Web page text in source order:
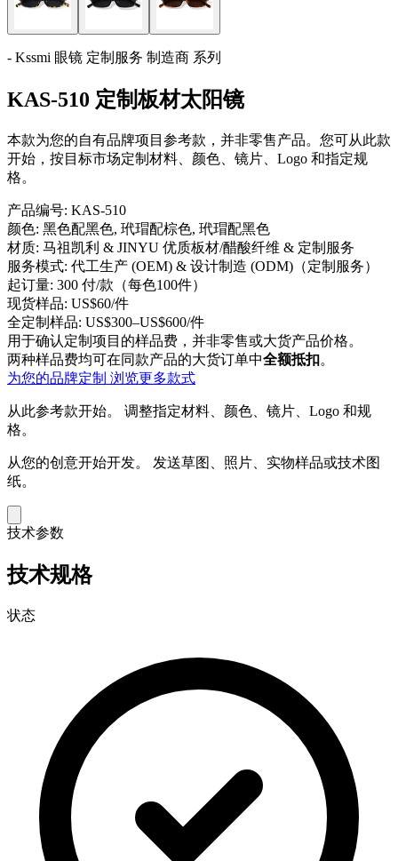
- Kssmi 眼镜 定制服务 制造商 系列
KAS-510 定制板材太阳镜
本款为您的自有品牌项目参考款，并非零售产品。您可从此款
开始，按目标市场定制材料、颜色、镜片、Logo 和指定规
格。
产品编号: KAS-510
颜色: 黑色配黑色, 玳瑁配棕色, 玳瑁配黑色
材质: 马祖凯利 & JINYU 优质板材/醋酸纤维 & 定制服务
服务模式: 代工生产 (OEM) & 设计制造 (ODM)（定制服务）
起订量: 300 付/款（每色100件）
现货样品: US$60/件
全定制样品: US$300–US$600/件
用于确认定制项目的样品费，并非零售或大货产品价格。
两种样品费均可在同款产品的大货订单中全额抵扣。
为您的品牌定制 浏览更多款式
从此参考款开始。 调整指定材料、颜色、镜片、Logo 和规
格。
从您的创意开始开发。 发送草图、照片、实物样品或技术图
纸。
技术参数
技术规格
状态